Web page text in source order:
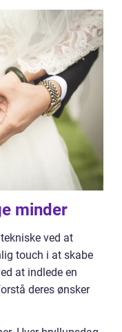
minder
ved at
touch i at skabe
at indlede en
deres ønsker